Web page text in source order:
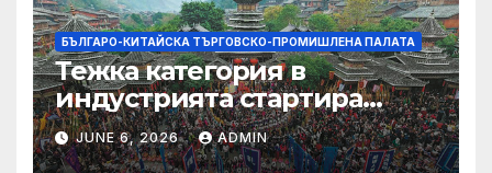
БЪЛГАРО-КИТАЙСКА ТЪРГОВСКО-ПРОМИШЛЕНА ПАЛАТА
Тежка категория в
индустрията стартира
алианс за космическа
слънчева енергия
JUNE 6, 2026 ADMIN